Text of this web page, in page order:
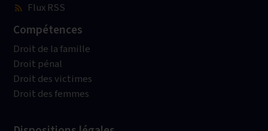
rss_feed Flux RSS
Compétences
Droit de la famille
Droit pénal
Droit des victimes
Droit des femmes